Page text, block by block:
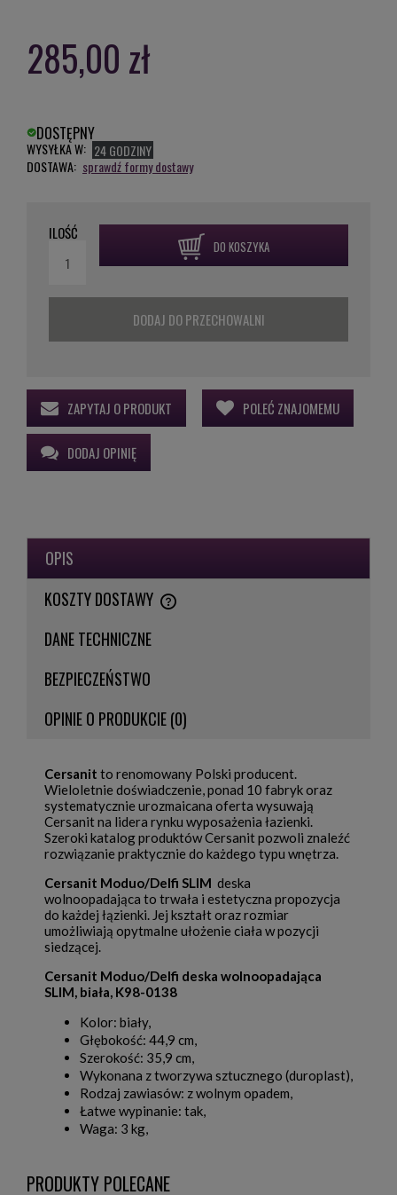
285,00 zł
DOSTĘPNY
WYSYŁKA W: 24 GODZINY
DOSTAWA: sprawdź formy dostawy
ILOŚĆ
DO KOSZYKA
DODAJ DO PRZECHOWALNI
ZAPYTAJ O PRODUKT POLEĆ ZNAJOMEMU
DODAJ OPINIĘ
OPIS
KOSZTY DOSTAWY
CENA NIE ZAWIERA EWENTUALNYCH KOSZTÓW PŁATNOŚCI
DANE TECHNICZNE
BEZPIECZEŃSTWO
OPINIE O PRODUKCIE (0)
Cersanit to renomowany Polski producent.
Wieloletnie doświadczenie, ponad 10 fabryk oraz
systematycznie urozmaicana oferta wysuwają
Cersanit na lidera rynku wyposażenia łazienki.
Szeroki katalog produktów Cersanit pozwoli znaleźć
rozwiązanie praktycznie do każdego typu wnętrza.
Cersanit Moduo/Delfi SLIM deska
wolnoopadająca to trwała i estetyczna propozycja
do każdej łązienki. Jej kształt oraz rozmiar
umożliwiają opytmalne ułożenie ciała w pozycji
siedzącej.
Cersanit Moduo/Delfi deska wolnoopadająca
SLIM, biała, K98-0138
Kolor: biały,
Głębokość: 44,9 cm,
Szerokość: 35,9 cm,
Wykonana z tworzywa sztucznego (duroplast),
Rodzaj zawiasów: z wolnym opadem,
Łatwe wypinanie: tak,
Waga: 3 kg,
PRODUKTY POLECANE